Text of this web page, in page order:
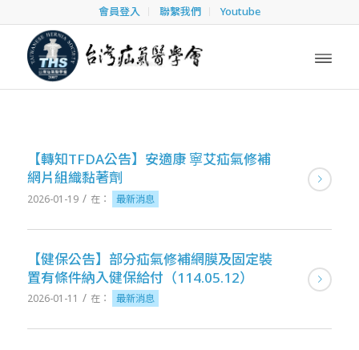
會員登入 聯繫我們 Youtube
【轉知TFDA公告】安適康 寧艾疝氣修補
網片組織黏著劑
2026-01-19 / 在： 最新消息
【健保公告】部分疝氣修補網膜及固定裝
置有條件納入健保給付（114.05.12）
2026-01-11 / 在： 最新消息